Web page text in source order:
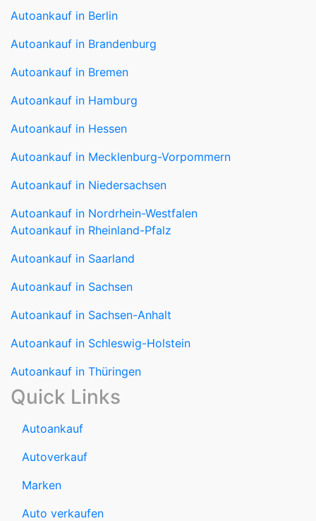
Autoankauf in Berlin
Autoankauf in Brandenburg
Autoankauf in Bremen
Autoankauf in Hamburg
Autoankauf in Hessen
Autoankauf in Mecklenburg-Vorpommern
Autoankauf in Niedersachsen
Autoankauf in Nordrhein-Westfalen
Autoankauf in Rheinland-Pfalz
Autoankauf in Saarland
Autoankauf in Sachsen
Autoankauf in Sachsen-Anhalt
Autoankauf in Schleswig-Holstein
Autoankauf in Thüringen
Quick Links
Autoankauf
Autoverkauf
Marken
Auto verkaufen